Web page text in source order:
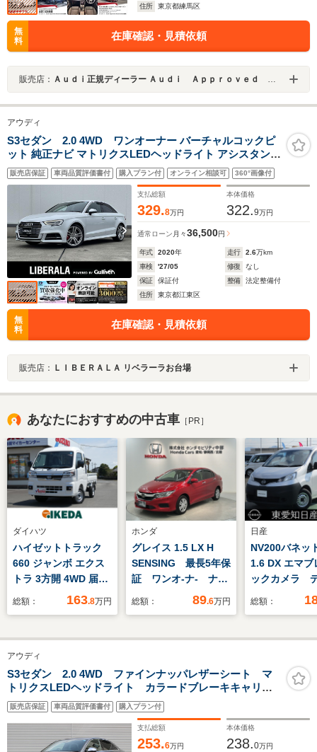
住所
東京都練馬区
無
料
在庫確認・見積依頼
販売店： Ａｕｄｉ正規ディーラー Ａｕｄｉ Ａｐｐｒｏｖｅｄ Ａｕｔｏｍｏｂｉｌｅ練馬
アウディ
S3セダン 2.0 4WD ワンオーナー バーチャルコックピ
ット 純正ナビ マトリクスLEDヘッドライト アシスタンス
パッケージ レッドブレーキキャリパー バックカメラ ETC
シートヒーター パワーシート Bluetooth ドライブレコー
販売店保証 車両品質評価書付 購入プラン付 オンライン相談可 360°画像付
支払総額
329.8万円
本体価格
322.9万円
通常ローン 月々36,500円
年式 2020年 走行 2.6万km
車検
'27/05 修復
なし
保証
保証付 整備
法定整備付
住所
東京都江東区
無
料
在庫確認・見積依頼
販売店： ＬＩＢＥＲＡＬＡ リベラーラお台場
あなたにおすすめの中古車 ［PR］
ダイハツ
ハイゼットトラック
660 ジャンボ エクス
トラ 3方開 4WD 届出
総額： 163.8万円
ホンダ
グレイス 1.5 LX H
SENSING 最長5年保
証 ワンオ-ナ- ナビ
VXM-204VFi TV R
ラレコ ETC LEDラ
ン スマ-トキ- 盗難
防止装置
総額： 89.6万円
日産
NV200バネッ
1.6 DX エマ
ックカメラ
レイオーデ
総額：
アウディ
S3セダン 2.0 4WD ファインナッパレザーシート マ
トリクスLEDヘッドライト カラードブレーキキャリパ
ーレッド 認定中古車
販売店保証 車両品質評価書付 購入プラン付
支払総額
253.6万円
本体価格
238.0万円